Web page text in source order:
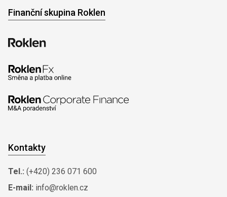
Finanční skupina Roklen
Kontakty
Tel.: (+420) 236 071 600
E-mail: info@roklen.cz